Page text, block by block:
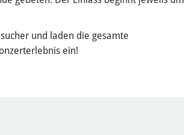
und laden die gesamte
ein!